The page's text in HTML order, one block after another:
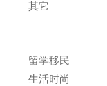
其它
留学移民
生活时尚